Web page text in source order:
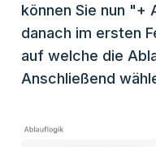
können Sie nun "+
danach im ersten
auf welche die
Anschließend